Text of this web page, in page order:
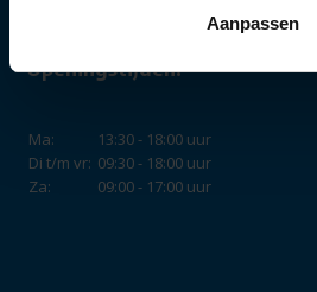
Aanpassen
Openingstijden:
Ma:
13:30 - 18:00 uur
Di t/m vr: 09:30 - 18:00 uur
Za:
09:00 - 17:00 uur